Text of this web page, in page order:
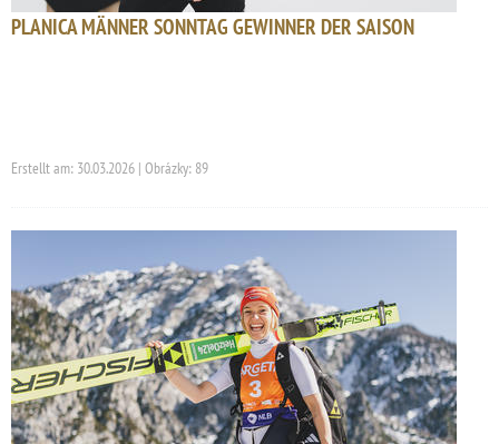
PLANICA MÄNNER SONNTAG GEWINNER DER SAISON
Erstellt am: 30.03.2026 | Obrázky: 89